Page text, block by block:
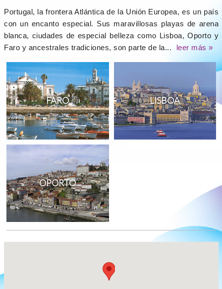
Portugal, la frontera Atlántica de la Unión Europea, es un país
con un encanto especial. Sus maravillosas playas de arena
blanca, ciudades de especial belleza como Lisboa, Oporto y
Faro y ancestrales tradiciones, son parte de la...
leer más »
FARO LISBOA
OPORTO